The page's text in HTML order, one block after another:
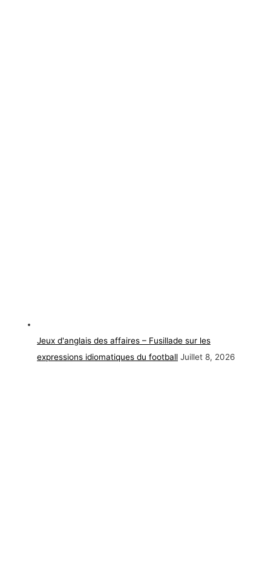
Jeux d'anglais des affaires – Fusillade sur les
expressions idiomatiques du football Juillet 8, 2026